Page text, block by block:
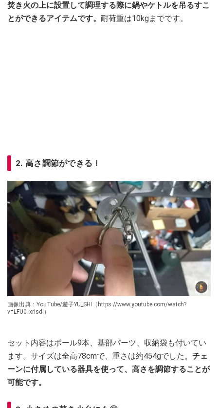
焚き火の上に設置して調理する際に鍋やケトルを吊るすこ
とができるアイテムです。 耐荷重は10kgまでです。
2. 高さ調節ができる！
画像出典：YouTube/遊子YU_SHI（https://www.youtube.com/watch?
v=LFU0_xrIsdI）
セット内容はポール9本、基部パーツ、収納袋も付いてい
ます。サイズは全高78cmで、重さは約454gでした。 チェ
ーンに付属している器具を使って、高さを調節することが
可能です。